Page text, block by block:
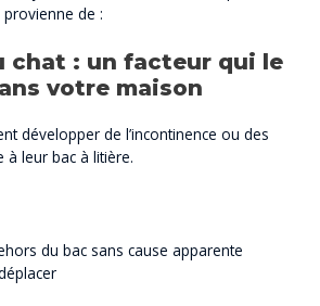
de :
chat : un facteur qui le
votre maison
développer de l’incontinence ou des
à leur bac à litière.
du bac sans cause apparente